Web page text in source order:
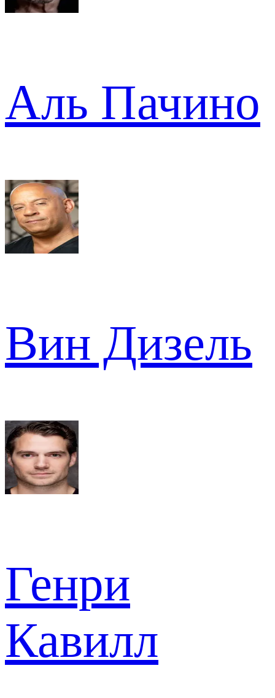
Аль Пачино
Вин Дизель
Генри
Кавилл